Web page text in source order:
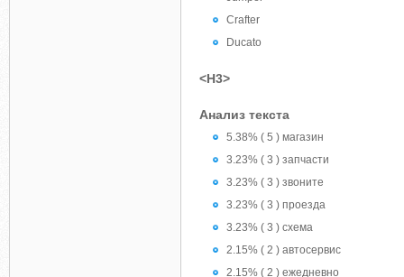
Crafter
Ducato
<H3>
Анализ текста
5.38% ( 5 ) магазин
3.23% ( 3 ) запчасти
3.23% ( 3 ) звоните
3.23% ( 3 ) проезда
3.23% ( 3 ) схема
2.15% ( 2 ) автосервис
2.15% ( 2 ) ежедневно